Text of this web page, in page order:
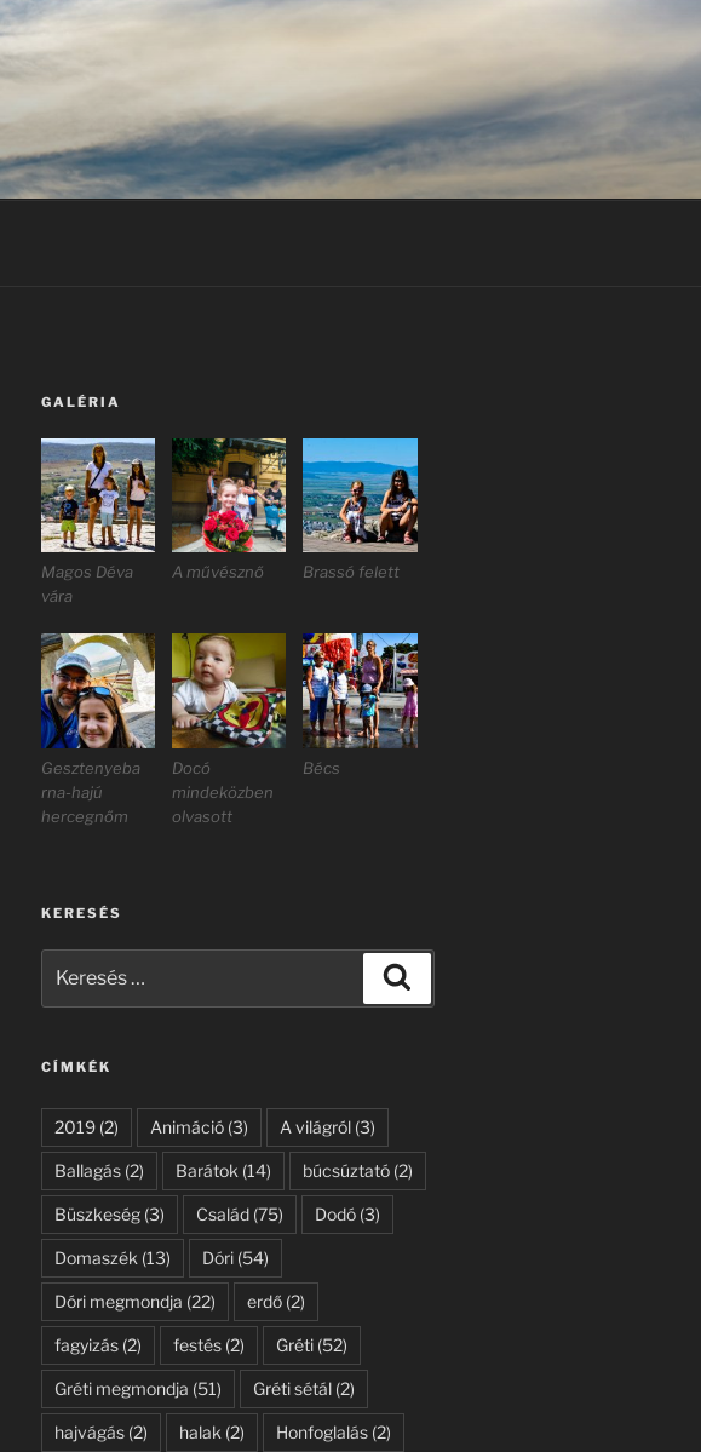
GALÉRIA
Magos Déva
vára
A művésznő Brassó felett
Gesztenyeba
rna-hajú
hercegnőm
Docó
mindeközben
olvasott
Bécs
KERESÉS
következő
CÍMKÉK
2019(2) Animáció(3) A világról(3)
Ballagás(2) Barátok (14) búcsúztató(2)
Büszkeség(3) Család(75) Dodó(3)
Domaszék (13) Dóri(54)
Dóri megmondja (22) erdő(2)
fagyizás(2) festés(2) Gréti(52)
Gréti megmondja (51) Gréti sétál(2)
hajvágás(2) halak (2) Honfoglalás(2)